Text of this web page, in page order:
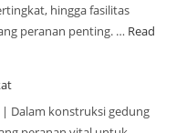
hingga fasilitas
peranan penting. … Read
| Dalam konstruksi gedung